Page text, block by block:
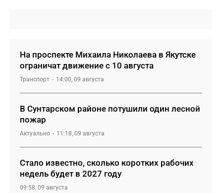
На проспекте Михаила Николаева в Якутске
ограничат движение с 10 августа
Транспорт 14:00, 09 августа
В Сунтарском районе потушили один лесной
пожар
Актуально 11:18, 09 августа
Стало известно, сколько коротких рабочих
недель будет в 2027 году
09:58, 09 августа